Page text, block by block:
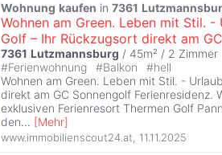
Wohnung kaufen in 7361
Wohnen am Green. Leben mit Stil. -
Golf – Ihr Rückzugsort direkt am
7361 Lutzmannsburg / 45m² / 2 Zimmer
#Ferienwohnung #Balkon #hell
Wohnen am Green. Leben mit Stil. -
direkt am GC Sonnengolf Ferienresidenz.
exklusiven Ferienresort Thermen Golf
den... [Mehr]
www.immobilienscout24.at 11.11.2025